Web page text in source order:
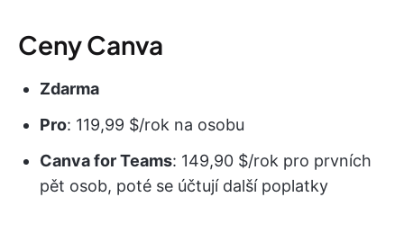
Ceny Canva
Zdarma
Pro: 119,99 $/rok na osobu
Canvafor Teams: 149,90 $/rok pro prvních
pět osob, poté se účtují další poplatky